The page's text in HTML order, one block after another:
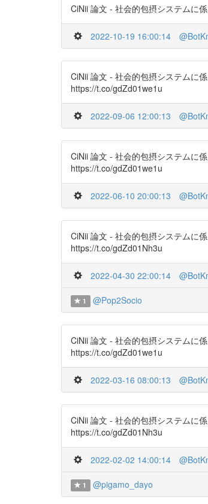
CiNii 論文 - 社会的包摂システムに
2022-10-19 16:00:14
CiNii 論文 - 社会的包摂システムに
https://t.co/gdZd01we1u
2022-09-06 12:00:13
CiNii 論文 - 社会的包摂システムに
https://t.co/gdZd01we1u
2022-06-10 20:00:13
CiNii 論文 - 社会的包摂システムに
https://t.co/gdZd01Nh3u
2022-04-30 22:00:14
1 @Pop2Socio
CiNii 論文 - 社会的包摂システムに
https://t.co/gdZd01we1u
2022-03-16 08:00:13
CiNii 論文 - 社会的包摂システムに
https://t.co/gdZd01Nh3u
2022-02-02 14:00:14
1 @pigamo_dayo